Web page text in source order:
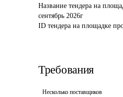
Название тендера на
сентябрь 2026г
ID тендера на площадке
Требования
Несколько поставщиков